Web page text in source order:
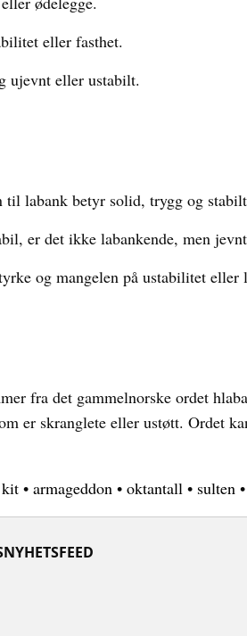
eller fasthet.
ujevnt eller ustabilt.
til labank betyr solid, trygg og
er det ikke labankende, men
og mangelen på ustabilitet eller
fra det gammelnorske ordet
er skranglete eller ustøtt. Ordet
kit • armageddon • oktantall • sulten •
NYHETSFEED